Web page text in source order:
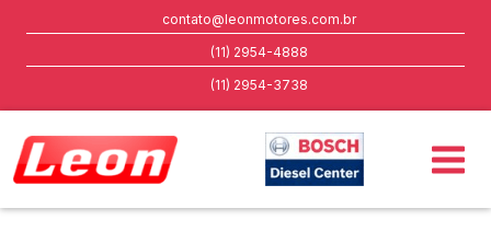
contato@leonmotores.com.br
(11) 2954-4888
(11) 2954-3738